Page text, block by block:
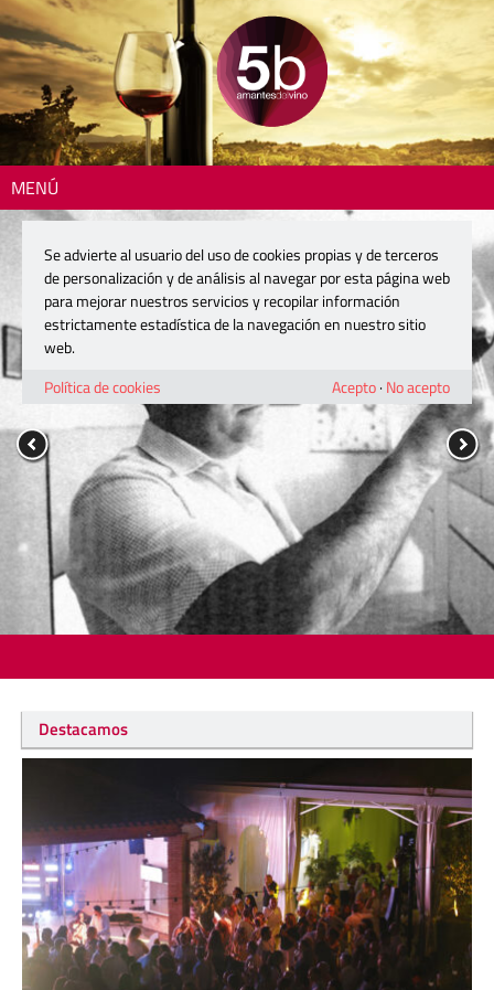
MENÚ
Destacamos
Se advierte al usuario del uso de cookies propias y de terceros
de personalización y de análisis al navegar por esta página web
para mejorar nuestros servicios y recopilar información
estrictamente estadística de la navegación en nuestro sitio
web.
Política de cookies
Acepto· No acepto